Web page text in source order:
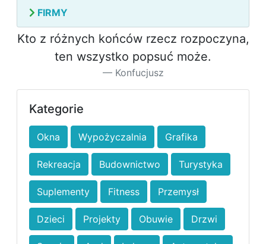
FIRMY
Kto z różnych końców rzecz rozpoczyna,
ten wszystko popsuć może.
Konfucjusz
Kategorie
Okna Wypożyczalnia Grafika
Rekreacja Budownictwo Turystyka
Suplementy Fitness Przemysł
Dzieci Projekty Obuwie Drzwi